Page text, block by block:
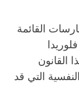
القائمة
القانون
التي قد